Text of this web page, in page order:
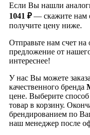
Если Вы нашли
1041 ₽— скажите нам
получите цену ниже.
Отправьте нам счет на
предложение от
интереснее!
У нас Вы можете
качественного бренда
цене. Выберите
товар в корзину.
брендированием по
наш менеджер после